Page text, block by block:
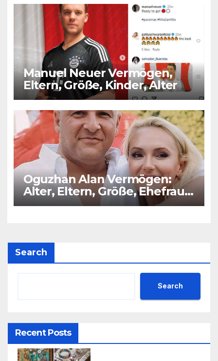
Manuel Neuer Vermögen,
Eltern, Größe, Kinder, Alter
Oguzhan Alan Vermögen:
Alter, Eltern, Größe, Ehefrau,
Kinder
Search
Search
Recent Posts